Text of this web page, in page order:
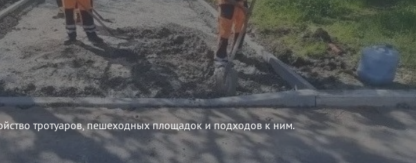
тротуаров, пешеходных площадок и подходов к ним.